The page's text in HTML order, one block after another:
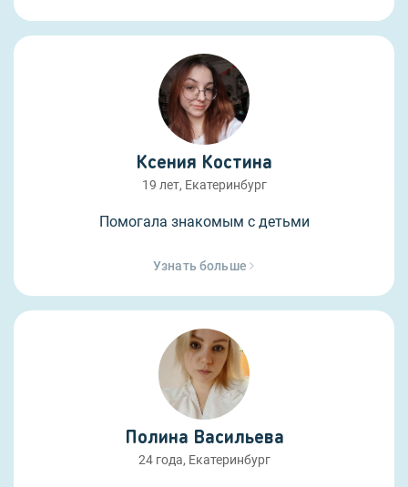
Ксения Костина
19 лет, Екатеринбург
Помогала знакомым с детьми
Узнать больше
Полина Васильева
24 года, Екатеринбург